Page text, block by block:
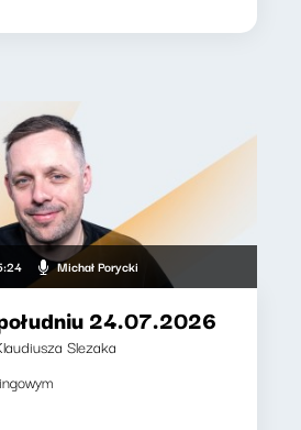
Michał Porycki
24.07.2026
Slezaka